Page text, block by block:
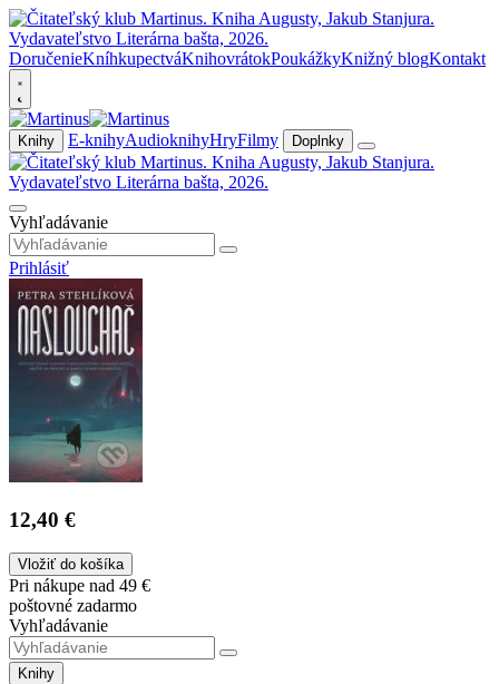
DoručenieKníhkupectváKnihovrátokPoukážkyKnižný blogKontakt
Knihy E-knihyAudioknihyHryFilmy Doplnky
Vyhľadávanie
Prihlásiť
12,40 €
Vložiť do košíka
Pri nákupe nad 49 €
poštovné zadarmo
Vyhľadávanie
Knihy